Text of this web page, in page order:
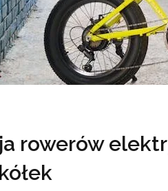
rowerów